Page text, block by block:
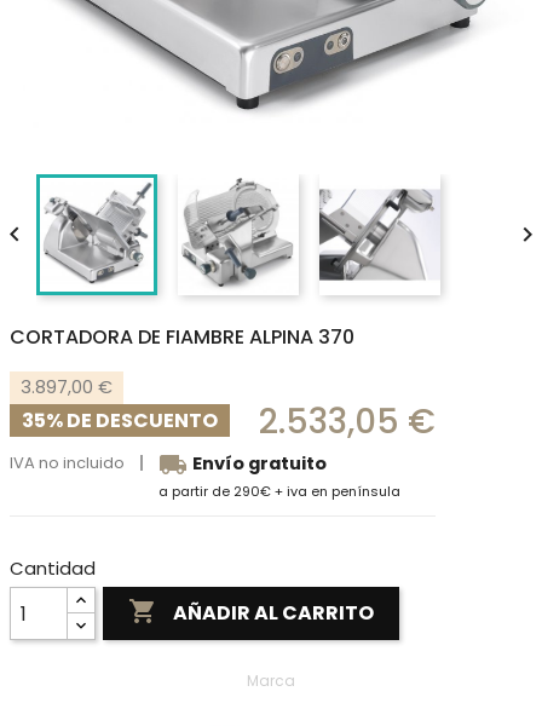
 
CORTADORA DE FIAMBRE ALPINA 370
3.897,00 €
35% DE DESCUENTO 2.533,05 €
IVA no incluido local_shipping Envío gratuito
a partir de 290€ + iva en península
Cantidad
 AÑADIR AL CARRITO
Marca